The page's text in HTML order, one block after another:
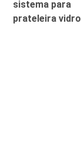
sistema para
prateleira vidro